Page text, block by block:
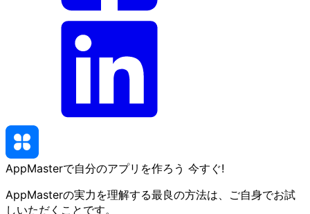
AppMasterで自分のアプリを作ろう 今すぐ!
AppMasterの実力を理解する最良の方法は、ご自身でお試
しいただくことです。